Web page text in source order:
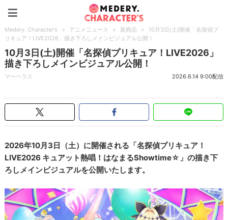
Medery. Character's > アニメニュース > 新商品 >
10月3日(土)開催「名探偵プ
リキュア！LIVE2026」描き下ろしメインビジュアル公開！
10月3日(土)開催「名探偵プリキュア！LIVE2026」
描き下ろしメインビジュアル公開！
マーベラス 2026.6.14 9:00配信
2026年10月3日（土）に開催される「名探偵プリキュア！
LIVE2026 キュアット熱唱！はなまるShowtime☆」の描き下
ろしメインビジュアルを公開いたします。